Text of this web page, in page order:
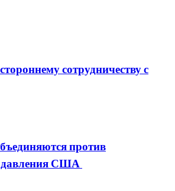
сотрудничеству с
против
давления США